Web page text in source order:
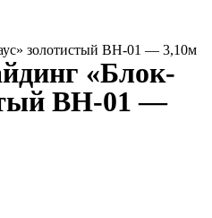
золотистый BH-01 — 3,10м
«Блок-
BH-01 —